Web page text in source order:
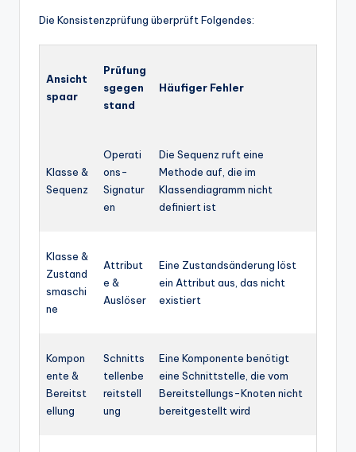
Die Konsistenzprüfung überprüft Folgendes:
Ansicht
spaar
Prüfung
sgegen
stand
Häufiger Fehler
Klasse &
Sequenz
Operati
ons-
Signatur
en
Die Sequenz ruft eine
Methode auf, die im
Klassendiagramm nicht
definiert ist
Klasse &
Zustand
smaschi
ne
Attribut
e &
Auslöser
Eine Zustandsänderung löst
ein Attribut aus, das nicht
existiert
Kompon
ente &
Bereitst
ellung
Schnitts
tellenbe
reitstell
ung
Eine Komponente benötigt
eine Schnittstelle, die vom
Bereitstellungs-Knoten nicht
bereitgestellt wird